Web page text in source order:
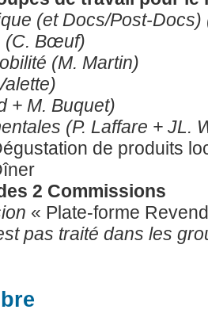
(et Docs/Post-
(C. Bœuf)
(M. Martin)
+ M. Buquet)
(P. Laffare + JL.
de produits
2 Commissions
« Plate-forme
pas traité dans les